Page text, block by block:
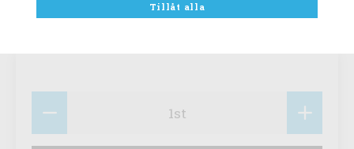
1st
Tillåt alla